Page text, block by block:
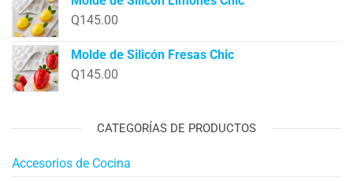
Q145.00
Molde de Silicón Fresas Chic
Q145.00
CATEGORÍAS DE PRODUCTOS
Accesorios de Cocina